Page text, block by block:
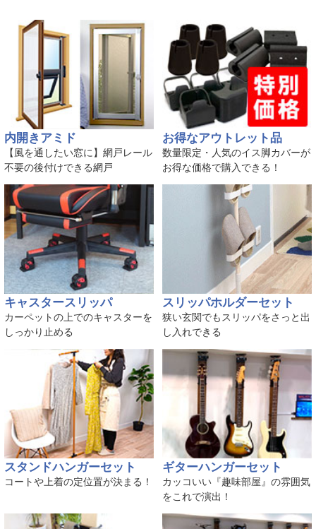
内開きアミド
【風を通したい窓に】網戸レール
不要の後付けできる網戸
お得なアウトレット品
数量限定・人気のイス脚カバーが
お得な価格で購入できる！
キャスタースリッパ
カーペットの上でのキャスターを
しっかり止める
スリッパホルダーセット
狭い玄関でもスリッパをさっと出
し入れできる
スタンドハンガーセット
コートや上着の定位置が決まる！
ギターハンガーセット
カッコいい『趣味部屋』の雰囲気
をこれで演出！